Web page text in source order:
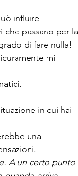
influire
che passano per la
di fare nulla!
mi
in cui hai
una
A un certo punto